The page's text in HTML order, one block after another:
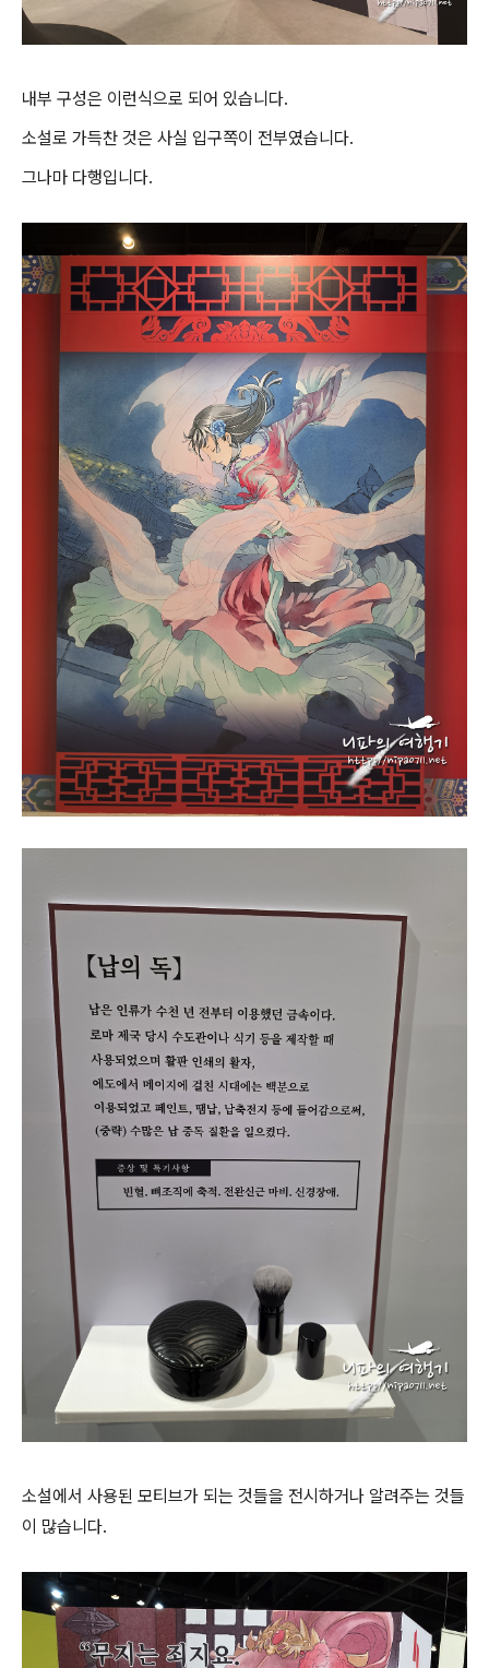
내부 구성은 이런식으로 되어 있습니다.
소설로 가득찬 것은 사실 입구쪽이 전부였습니다.
그나마 다행입니다.
소설에서 사용된 모티브가 되는 것들을 전시하거나 알려주는 것들
이 많습니다.